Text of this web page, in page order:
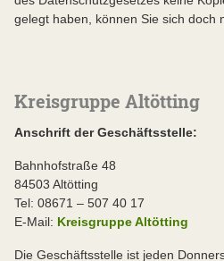
gelegt haben, können Sie sich doch
Kreisgruppe Altötting
Anschrift der Geschäftsstelle:
Bahnhofstraße 48
84503 Altötting
Tel: 08671 – 507 40 17
E-Mail: Kreisgruppe Altötting
Die Geschäftsstelle ist jeden